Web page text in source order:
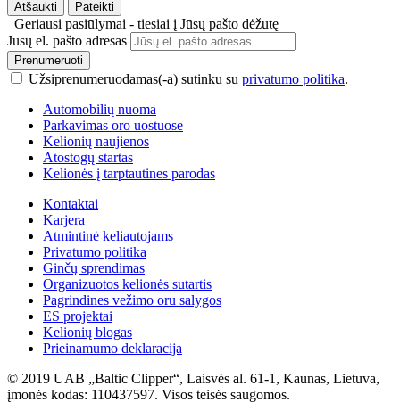
Atšaukti Pateikti
Geriausi pasiūlymai - tiesiai į Jūsų pašto dėžutę
Jūsų el. pašto adresas
Prenumeruoti
Užsiprenumeruodamas(-a) sutinku su privatumo politika.
Automobilių nuoma
Parkavimas oro uostuose
Kelionių naujienos
Atostogų startas
Kelionės į tarptautines parodas
Kontaktai
Karjera
Atmintinė keliautojams
Privatumo politika
Ginčų sprendimas
Organizuotos kelionės sutartis
Pagrindines vežimo oru salygos
ES projektai
Kelionių blogas
Prieinamumo deklaracija
© 2019 UAB „Baltic Clipper“, Laisvės al. 61-1, Kaunas, Lietuva,
įmonės kodas: 110437597. Visos teisės saugomos.